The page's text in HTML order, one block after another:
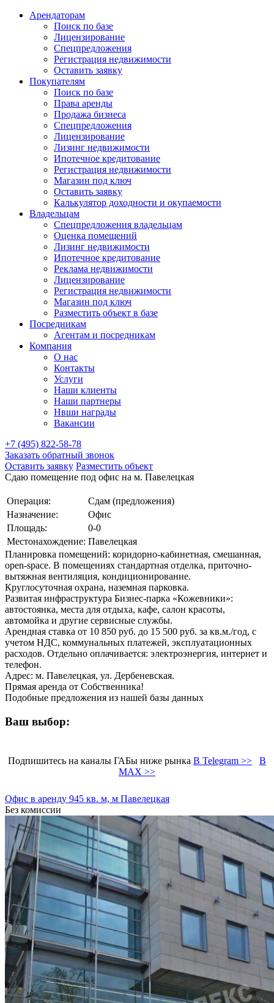
Арендаторам
Поиск по базе
Лицензирование
Спецпредложения
Регистрация недвижимости
Оставить заявку
Покупателям
Поиск по базе
Права аренды
Продажа бизнеса
Спецпредложения
Лицензирование
Лизинг недвижимости
Ипотечное кредитование
Регистрация недвижимости
Магазин под ключ
Оставить заявку
Калькулятор доходности и окупаемости
Владельцам
Спецпредложения владельцам
Оценка помещений
Лизинг недвижимости
Ипотечное кредитование
Реклама недвижимости
Лицензирование
Регистрация недвижимости
Магазин под ключ
Разместить объект в базе
Посредникам
Агентам и посредникам
Компания
О нас
Контакты
Услуги
Наши клиенты
Наши партнеры
Нвши награды
Вакансии
+7 (495) 822-58-78
Заказать обратный звонок
Оставить заявку Разместить объект
Сдаю помещение под офис на м. Павелецкая
Операция:
Сдам (предложения)
Назначение:
Офис
Площадь:
0-0
Местонахождение: Павелецкая
Планировка помещений: коридорно-кабинетная, смешанная,
open-space. В помещениях стандартная отделка, приточно-
вытяжная вентиляция, кондиционирование.
Круглосуточная охрана, наземная парковка.
Развитая инфраструктура Бизнес-парка «Кожевники»:
автостоянка, места для отдыха, кафе, салон красоты,
автомойка и другие сервисные службы.
Арендная ставка от 10 850 руб. до 15 500 руб. за кв.м./год, с
учетом НДС, коммунальных платежей, эксплуатационных
расходов. Отдельно оплачивается: электроэнергия, интернет и
телефон.
Адрес: м. Павелецкая, ул. Дербеневская.
Прямая аренда от Собственника!
Подобные предложения из нашей базы данных
Ваш выбор:
Подпишитесь на каналы ГАБы ниже рынка В Telegram >>
В
MAX >>
Офис в аренду 945 кв. м, м Павелецкая
Без комиссии